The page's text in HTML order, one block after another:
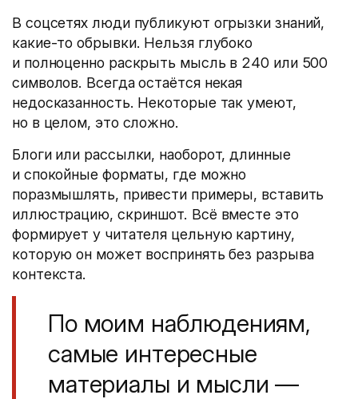
В соцсетях люди публикуют огрызки знаний,
какие-то обрывки. Нельзя глубоко
и полноценно раскрыть мысль в 240 или 500
символов. Всегда остаётся некая
недосказанность. Некоторые так умеют,
но в целом, это сложно.
Блоги или рассылки, наоборот, длинные
и спокойные форматы, где можно
поразмышлять, привести примеры, вставить
иллюстрацию, скриншот. Всё вместе это
формирует у читателя цельную картину,
которую он может воспринять без разрыва
контекста.
По моим наблюдениям,
самые интересные
материалы и мысли —